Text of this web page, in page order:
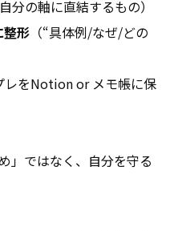
自分の軸に直結するもの）
整形 （“具体例/なぜ/どの
レをNotion or メモ帳に保
」ではなく、自分を守る